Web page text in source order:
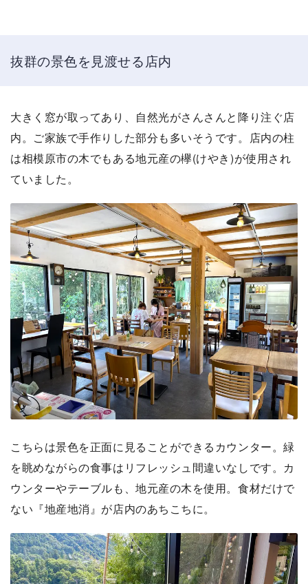
抜群の景色を見渡せる店内
大きく窓が取ってあり、自然光がさんさんと降り注ぐ店
内。ご家族で手作りした部分も多いそうです。店内の柱
は相模原市の木でもある地元産の欅(けやき)が使用され
ていました。
こちらは景色を正面に見ることができるカウンター。緑
を眺めながらの食事はリフレッシュ間違いなしです。カ
ウンターやテーブルも、地元産の木を使用。食材だけで
ない『地産地消』が店内のあちこちに。